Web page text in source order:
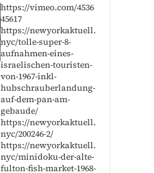
https://vimeo.com/4536
45617
https://newyorkaktuell.
nyc/tolle-super-8-
aufnahmen-eines-
israelischen-touristen-
von-1967-inkl-
hubschrauberlandung-
auf-dem-pan-am-
gebaude/
https://newyorkaktuell.
nyc/200246-2/
https://newyorkaktuell.
nyc/minidoku-der-alte-
fulton-fish-market-1968-